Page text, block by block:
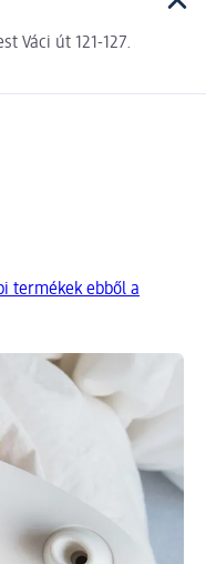
Váci út 121-127.
termékek ebből a